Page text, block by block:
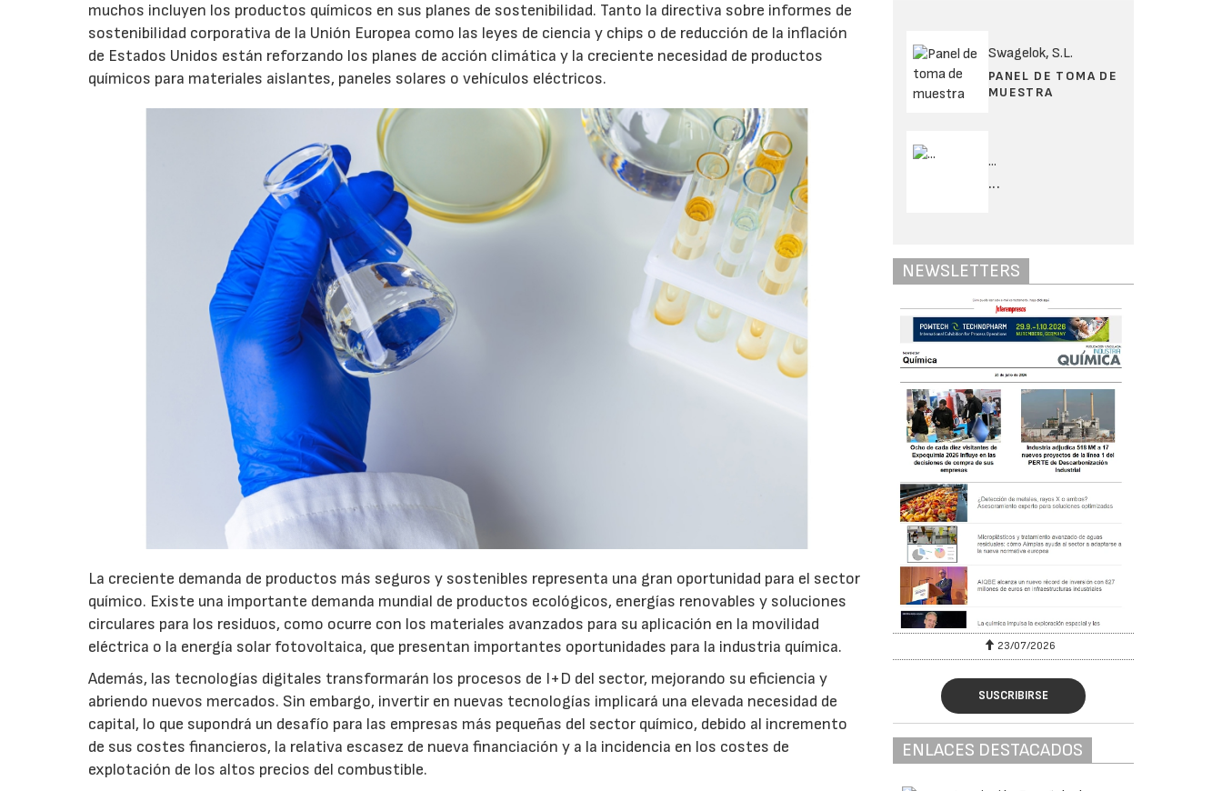
muchos incluyen los productos químicos en sus planes de sostenibilidad. Tanto la directiva sobre informes de
sostenibilidad corporativa de la Unión Europea como las leyes de ciencia y chips o de reducción de la inflación
de Estados Unidos están reforzando los planes de acción climática y la creciente necesidad de productos
químicos para materiales aislantes, paneles solares o vehículos eléctricos.
La creciente demanda de productos más seguros y sostenibles representa una gran oportunidad para el sector
químico. Existe una importante demanda mundial de productos ecológicos, energías renovables y soluciones
circulares para los residuos, como ocurre con los materiales avanzados para su aplicación en la movilidad
eléctrica o la energía solar fotovoltaica, que presentan importantes oportunidades para la industria química.
Además, las tecnologías digitales transformarán los procesos de I+D del sector, mejorando su eficiencia y
abriendo nuevos mercados. Sin embargo, invertir en nuevas tecnologías implicará una elevada necesidad de
capital, lo que supondrá un desafío para las empresas más pequeñas del sector químico, debido al incremento
de sus costes financieros, la relativa escasez de nueva financiación y a la incidencia en los costes de
explotación de los altos precios del combustible.
Swagelok, S.L.
PANEL DE TOMA DE
MUESTRA
...
...
NEWSLETTERS
23/07/2026 30/07/2026 23/07/2026
SUSCRIBIRSE
ENLACES DESTACADOS